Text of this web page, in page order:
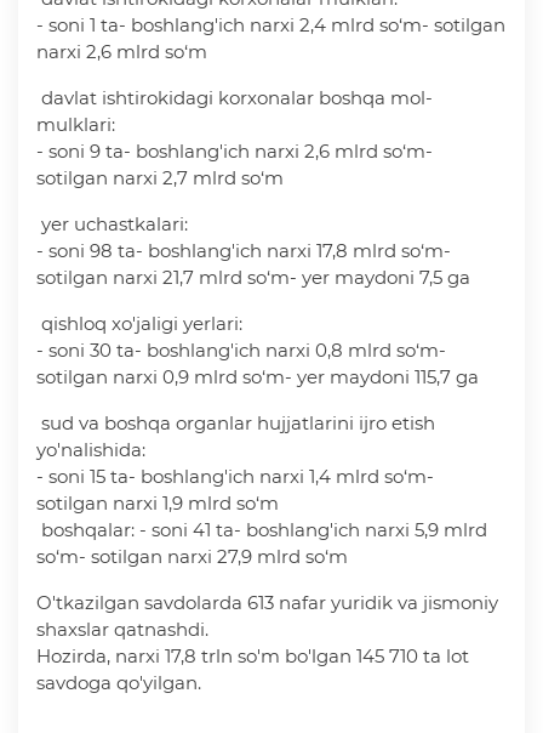
- soni 1 ta- boshlang'ich narxi 2,4 mlrd so‘m- sotilgan
narxi 2,6 mlrd so‘m
davlat ishtirokidagi korxonalar boshqa mol-
mulklari:
- soni 9 ta- boshlang'ich narxi 2,6 mlrd so‘m-
sotilgan narxi 2,7 mlrd so‘m
yer uchastkalari:
- soni 98 ta- boshlang'ich narxi 17,8 mlrd so‘m-
sotilgan narxi 21,7 mlrd so‘m- yer maydoni 7,5 ga
qishloq xo'jaligi yerlari:
- soni 30 ta- boshlang'ich narxi 0,8 mlrd so‘m-
sotilgan narxi 0,9 mlrd so‘m- yer maydoni 115,7 ga
sud va boshqa organlar hujjatlarini ijro etish
yo'nalishida:
- soni 15 ta- boshlang'ich narxi 1,4 mlrd so‘m-
sotilgan narxi 1,9 mlrd so‘m
boshqalar: - soni 41 ta- boshlang'ich narxi 5,9 mlrd
so‘m- sotilgan narxi 27,9 mlrd so‘m
O'tkazilgan savdolarda 613 nafar yuridik va jismoniy
shaxslar qatnashdi.
Hozirda, narxi 17,8 trln so'm bo'lgan 145 710 ta lot
savdoga qo'yilgan.